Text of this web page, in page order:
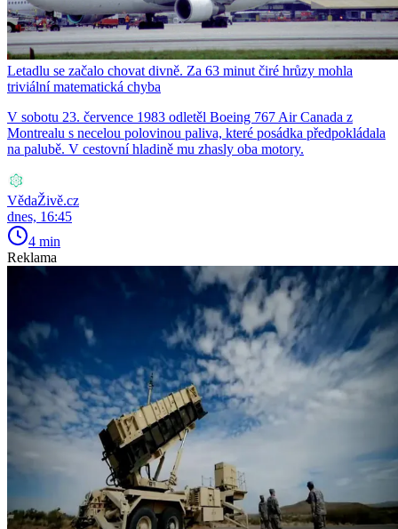
Letadlu se začalo chovat divně. Za 63 minut čiré hrůzy mohla
triviální matematická chyba
V sobotu 23. července 1983 odletěl Boeing 767 Air Canada z
Montrealu s necelou polovinou paliva, které posádka předpokládala
na palubě. V cestovní hladině mu zhasly oba motory.
VědaŽivě.cz
dnes, 16:45
4 min
Reklama